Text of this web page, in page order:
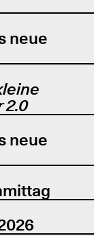
neue
2.0
neue